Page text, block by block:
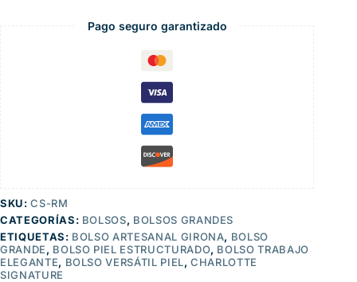
Pago seguro garantizado
SKU:CS-RM
CATEGORÍAS: BOLSOS, BOLSOS GRANDES
ETIQUETAS: BOLSO ARTESANAL GIRONA, BOLSO
GRANDE, BOLSO PIEL ESTRUCTURADO, BOLSO TRABAJO
ELEGANTE, BOLSO VERSÁTIL PIEL,CHARLOTTE
SIGNATURE